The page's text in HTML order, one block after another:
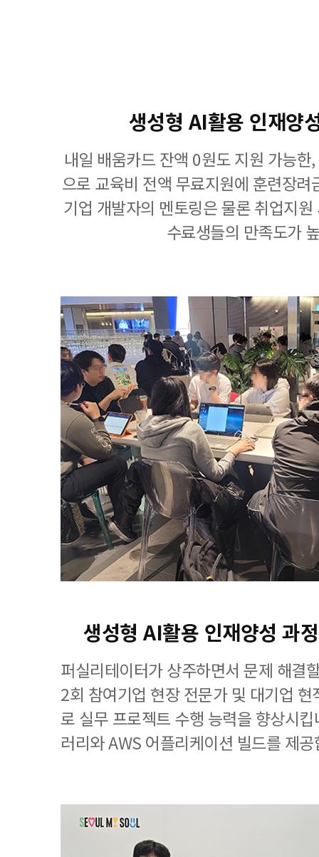
생성형 AI활용 인재양
내일 배움카드 잔액 0원도 지원 가능
으로 교육비 전액 무료지원에 훈련장
기업 개발자의 멘토링은 물론 취업지
수료생들의 만족도가
생성형 AI활용 인재양성 과
퍼실리테이터가 상주하면서 문제 해결
2회 참여기업 현장 전문가 및 대기업
로 실무 프로젝트 수행 능력을 향상시
러리와 AWS 어플리케이션 빌드를 제